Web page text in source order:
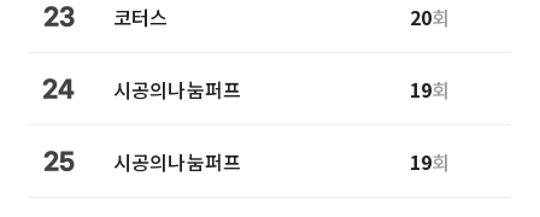
23 코터스 20회
24 시공의나눔퍼프 19회
25 시공의나눔퍼프 19회